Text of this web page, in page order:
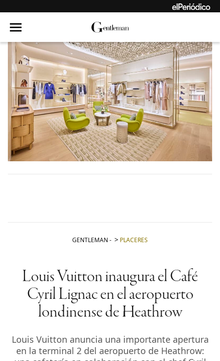
GENTLEMAN - PLACERES
Louis Vuitton inaugura el Café
Cyril Lignac en el aeropuerto
londinense de Heathrow
Louis Vuitton anuncia una importante apertura
en la terminal 2 del aeropuerto de Heathrow: